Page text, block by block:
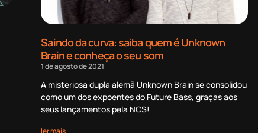
Saindo da curva: saiba quem é Unknown
Brain e conheça o seu som
1 de agosto de 2021
A misteriosa dupla alemã Unknown Brain se consolidou
como um dos expoentes do Future Bass, graças aos
seus lançamentos pela NCS!
ler mais